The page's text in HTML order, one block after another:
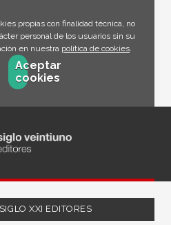
propias con finalidad técnica, no
personal de los usuarios sin su
en nuestra política de cookies.
Aceptar
cookies
XXI EDITORES